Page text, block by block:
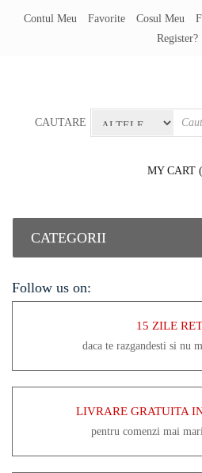
Contul Meu Favorite Cosul Meu
Register?
CAUTARE
MY CART
CATEGORII
Follow us on:
15 ZILE
daca te razgandesti si nu
LIVRARE GRATUITA
pentru comenzi mai